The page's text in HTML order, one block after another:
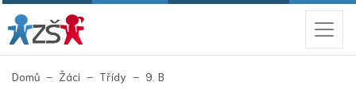
Domů Žáci Třídy 9. B